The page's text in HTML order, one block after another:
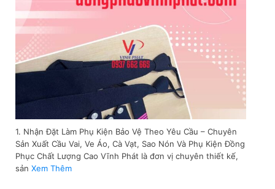
1. Nhận Đặt Làm Phụ Kiện Bảo Vệ Theo Yêu Cầu – Chuyên
Sản Xuất Cầu Vai, Ve Áo, Cà Vạt, Sao Nón Và Phụ Kiện Đồng
Phục Chất Lượng Cao Vĩnh Phát là đơn vị chuyên thiết kế,
sản Xem Thêm